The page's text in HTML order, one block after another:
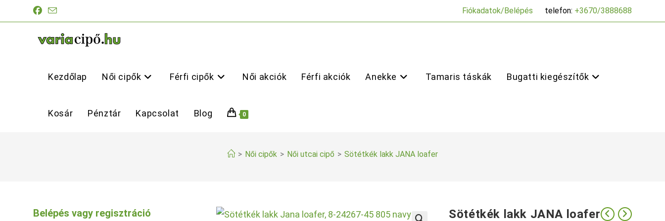
Fiókadatok/Belépés telefon: +3670/3888688
Kezdőlap Női cipők Férfi cipők Női akciók Férfi akciók Anekke Tamaris táskák Bugatti kiegészítők
Kosár Pénztár Kapcsolat Blog 0
> Női cipők > Női utcai cipő > Sötétkék lakk JANA loafer
Sötétkék lakk JANA loafer
Belépés vagy regisztráció